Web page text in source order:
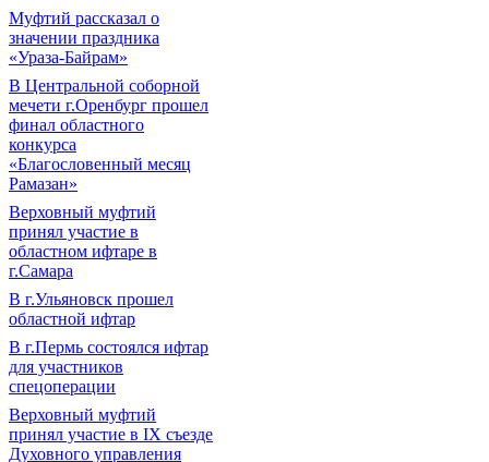
Муфтий рассказал о
значении праздника
«Ураза-Байрам»
В Центральной соборной
мечети г.Оренбург прошел
финал областного
конкурса
«Благословенный месяц
Рамазан»
Верховный муфтий
принял участие в
областном ифтаре в
г.Самара
В г.Ульяновск прошел
областной ифтар
В г.Пермь состоялся ифтар
для участников
спецоперации
Верховный муфтий
принял участие в IХ съезде
Духовного управления